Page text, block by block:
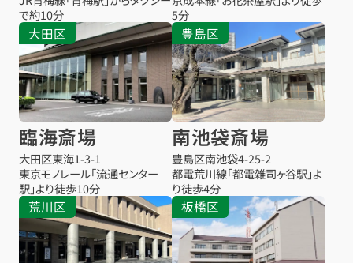
で約10分
5分
大田区
臨海斎場
大田区東海1-3-1
東京モノレール「流通センター
駅」より徒歩10分
豊島区
南池袋斎場
豊島区南池袋4-25-2
都電荒川線「都電雑司ヶ谷駅」よ
り徒歩4分
荒川区 板橋区